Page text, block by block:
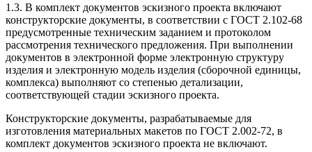
1.3. В комплект документов эскизного проекта включают
конструкторские документы, в соответствии с ГОСТ 2.102-68
предусмотренные техническим заданием и протоколом
рассмотрения технического предложения. При выполнении
документов в электронной форме электронную структуру
изделия и электронную модель изделия (сборочной единицы,
комплекса) выполняют со степенью детализации,
соответствующей стадии эскизного проекта.
Конструкторские документы, разрабатываемые для
изготовления материальных макетов по ГОСТ 2.002-72, в
комплект документов эскизного проекта не включают.